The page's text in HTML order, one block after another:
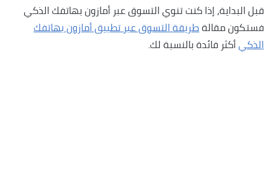
قبل البداية، إذا كنت تنوي التسوق عبر أمازون بهاتفك الذكي
فستكون مقالةطريقة التسوق عبر تطبيق أمازون بهاتفك
الذكيأكثر فائدة بالنسبة لك.